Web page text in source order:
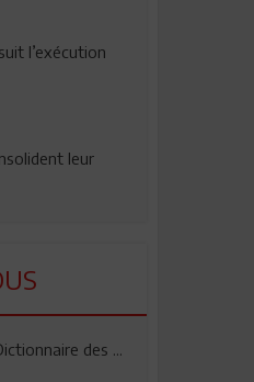
l’exécution
leur
des ...